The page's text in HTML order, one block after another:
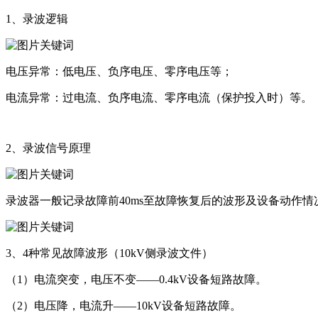
1、录波逻辑
电压异常：低电压、负序电压、零序电压等；
电流异常：过电流、负序电流、零序电流（保护投入时）等。
2、录波信号原理
录波器一般记录故障前40ms至故障恢复后的波形及设备动作情
3、4种常见故障波形（10kV侧录波文件）
（1）电流突变，电压不变——0.4kV设备短路故障。
（2）电压降，电流升——10kV设备短路故障。